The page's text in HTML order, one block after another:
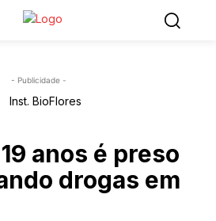
- Publicidade -
anos é preso
drogas em